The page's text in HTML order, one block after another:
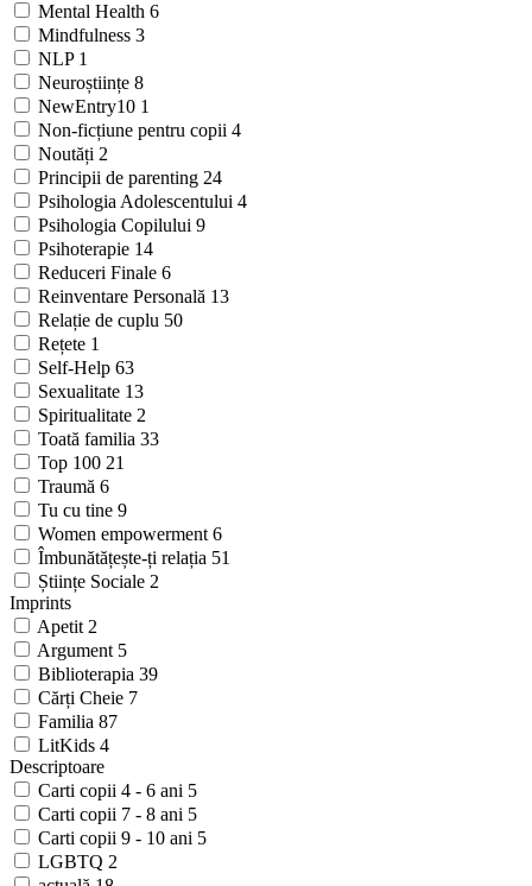
Mental Health 6
Mindfulness 3
NLP 1
Neuroștiințe 8
NewEntry10 1
Non-ficțiune pentru copii 4
Noutăți 2
Principii de parenting 24
Psihologia Adolescentului 4
Psihologia Copilului 9
Psihoterapie 14
Reduceri Finale 6
Reinventare Personală 13
Relație de cuplu 50
Rețete 1
Self-Help 63
Sexualitate 13
Spiritualitate 2
Toată familia 33
Top 100 21
Traumă 6
Tu cu tine 9
Women empowerment 6
Îmbunătățește-ți relația 51
Științe Sociale 2
Imprints
Apetit 2
Argument 5
Biblioterapia 39
Cărți Cheie 7
Familia 87
LitKids 4
Descriptoare
Carti copii 4 - 6 ani 5
Carti copii 7 - 8 ani 5
Carti copii 9 - 10 ani 5
LGBTQ 2